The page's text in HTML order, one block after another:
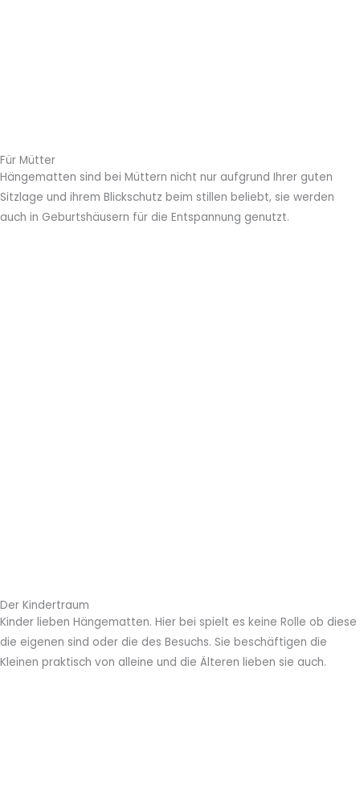
Für Mütter
Hängematten sind bei Müttern nicht nur aufgrund Ihrer guten
Sitzlage und ihrem Blickschutz beim stillen beliebt, sie werden
auch in Geburtshäusern für die Entspannung genutzt.
Der Kindertraum
Kinder lieben Hängematten. Hier bei spielt es keine Rolle ob diese
die eigenen sind oder die des Besuchs. Sie beschäftigen die
Kleinen praktisch von alleine und die Älteren lieben sie auch.